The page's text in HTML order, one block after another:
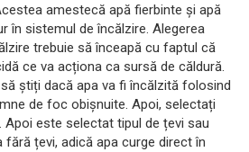
amestecă apă fierbinte și apă
în sistemul de încălzire. Alegerea
trebuie să înceapă cu faptul că
ce va acționa ca sursă de căldură.
știți dacă apa va fi încălzită folosind
de foc obișnuite. Apoi, selectați
este selectat tipul de țevi sau
țevi, adică apa curge direct în